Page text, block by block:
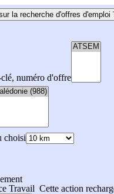
la recherche d'offres d'emploi
numéro d'offre
choisi
Travail Cette action